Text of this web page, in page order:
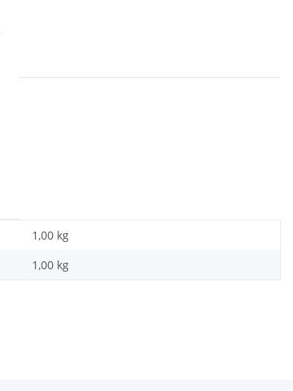
1,00 kg
1,00 kg